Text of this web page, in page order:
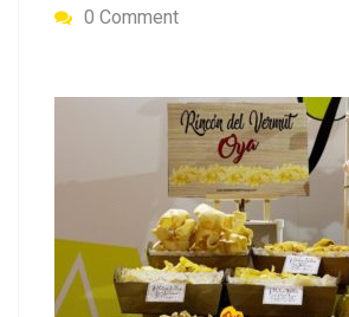
0 Comment